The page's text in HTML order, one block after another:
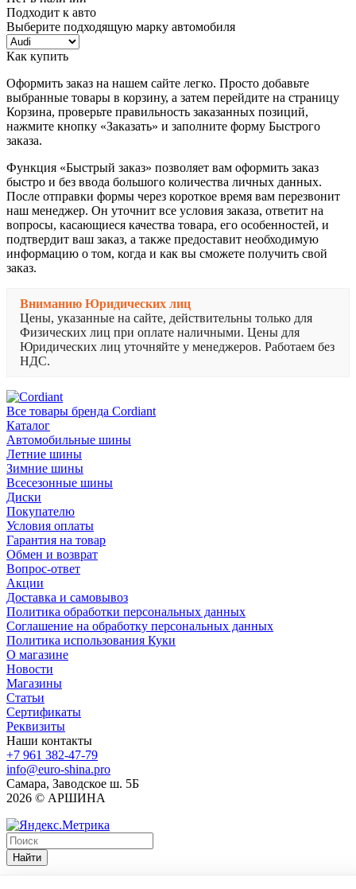
Подходит к авто
Выберите подходящую марку автомобиля
Как купить
Оформить заказ на нашем сайте легко. Просто добавьте
выбранные товары в корзину, а затем перейдите на страницу
Корзина, проверьте правильность заказанных позиций,
нажмите кнопку «Заказать» и заполните форму Быстрого
заказа.
Функция «Быстрый заказ» позволяет вам оформить заказ
быстро и без ввода большого количества личных данных.
После отправки формы через короткое время вам перезвонит
наш менеджер. Он уточнит все условия заказа, ответит на
вопросы, касающиеся качества товара, его особенностей, и
подтвердит ваш заказ, а также предоставит необходимую
информацию о том, когда и как вы сможете получить свой
заказ.
Вниманию Юридических лиц
Цены, указанные на сайте, действительны только для
Физических лиц при оплате наличными. Цены для
Юридических лиц уточняйте у менеджеров. Работаем без
НДС.
Все товары бренда Cordiant
Каталог
Автомобильные шины
Летние шины
Зимние шины
Всесезонные шины
Диски
Покупателю
Условия оплаты
Гарантия на товар
Обмен и возврат
Вопрос-ответ
Акции
Доставка и самовывоз
Политика обработки персональных данных
Соглашение на обработку персональных данных
Политика использования Куки
О магазине
Новости
Магазины
Статьи
Сертификаты
Реквизиты
Наши контакты
+7 961 382-47-79
info@euro-shina.pro
Самара, Заводское ш. 5Б
2026 © АРШИНА
Найти